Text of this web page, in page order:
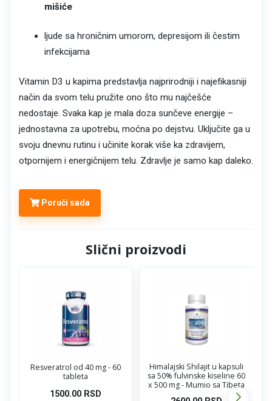
mišiće
ljude sa hroničnim umorom, depresijom ili čestim
infekcijama
Vitamin D3 u kapima predstavlja najprirodniji i najefikasniji
način da svom telu pružite ono što mu najčešće
nedostaje. Svaka kap je mala doza sunčeve energije –
jednostavna za upotrebu, moćna po dejstvu. Uključite ga u
svoju dnevnu rutinu i učinite korak više ka zdravijem,
otpornijem i energičnijem telu. Zdravlje je samo kap daleko.
Poruči sada
Slični proizvodi
Resveratrol od 40 mg - 60
tableta
1500.00 RSD
Himalajski Shilajit u kapsuli
sa 50% fulvinske kiseline 60
x 500 mg - Mumio sa Tibeta